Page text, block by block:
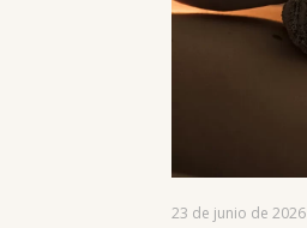
23 de junio de 2026